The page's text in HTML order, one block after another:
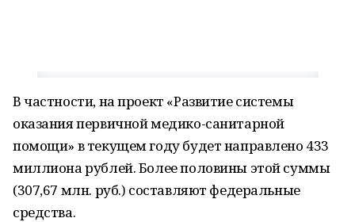
В частности, на проект «Развитие системы
оказания первичной медико-санитарной
помощи» в текущем году будет направлено 433
миллиона рублей. Более половины этой суммы
(307,67 млн. руб.) составляют федеральные
средства.